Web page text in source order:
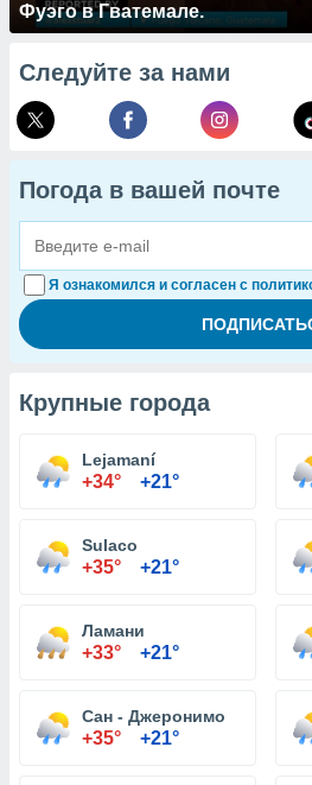
Фуэго в Гватемале.
Следуйте за нами
Погода в вашей почте
Я ознакомился и согласен с
Крупные города
Lejamaní
+34° +21°
Sulaco
+35° +21°
Ламани
+33° +21°
Сан - Джеронимо
+35° +21°